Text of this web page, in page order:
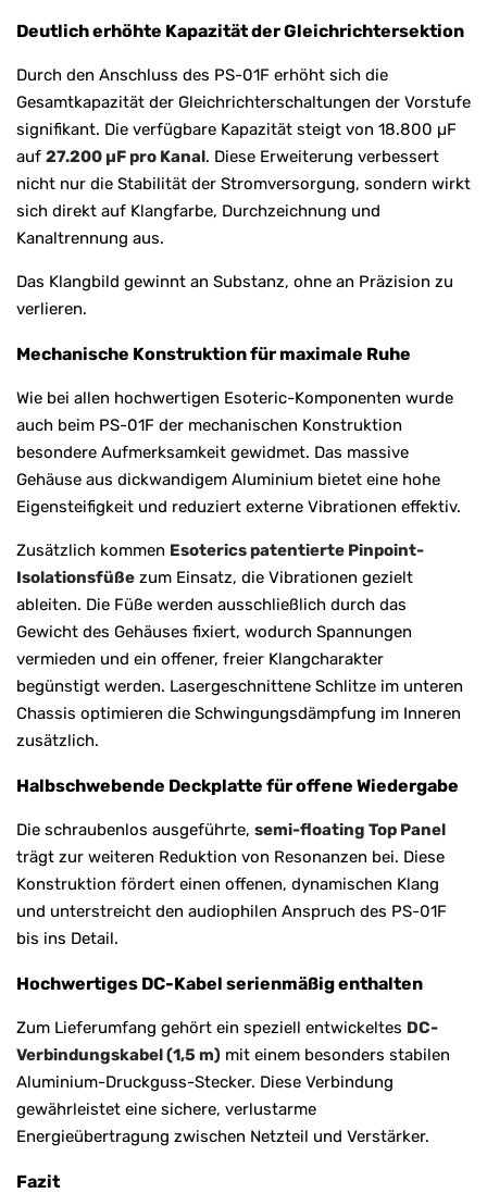
Deutlich erhöhte Kapazität der Gleichrichtersektion
Durch den Anschluss des PS-01F erhöht sich die
Gesamtkapazität der Gleichrichterschaltungen der Vorstufe
signifikant. Die verfügbare Kapazität steigt von 18.800 µF
auf 27.200 µF pro Kanal. Diese Erweiterung verbessert
nicht nur die Stabilität der Stromversorgung, sondern wirkt
sich direkt auf Klangfarbe, Durchzeichnung und
Kanaltrennung aus.
Das Klangbild gewinnt an Substanz, ohne an Präzision zu
verlieren.
Mechanische Konstruktion für maximale Ruhe
Wie bei allen hochwertigen Esoteric-Komponenten wurde
auch beim PS-01F der mechanischen Konstruktion
besondere Aufmerksamkeit gewidmet. Das massive
Gehäuse aus dickwandigem Aluminium bietet eine hohe
Eigensteifigkeit und reduziert externe Vibrationen effektiv.
Zusätzlich kommen Esoterics patentierte Pinpoint-
Isolationsfüße zum Einsatz, die Vibrationen gezielt
ableiten. Die Füße werden ausschließlich durch das
Gewicht des Gehäuses fixiert, wodurch Spannungen
vermieden und ein offener, freier Klangcharakter
begünstigt werden. Lasergeschnittene Schlitze im unteren
Chassis optimieren die Schwingungsdämpfung im Inneren
zusätzlich.
Halbschwebende Deckplatte für offene Wiedergabe
Die schraubenlos ausgeführte, semi-floating Top Panel
trägt zur weiteren Reduktion von Resonanzen bei. Diese
Konstruktion fördert einen offenen, dynamischen Klang
und unterstreicht den audiophilen Anspruch des PS-01F
bis ins Detail.
Hochwertiges DC-Kabel serienmäßig enthalten
Zum Lieferumfang gehört ein speziell entwickeltes DC-
Verbindungskabel (1,5 m) mit einem besonders stabilen
Aluminium-Druckguss-Stecker. Diese Verbindung
gewährleistet eine sichere, verlustarme
Energieübertragung zwischen Netzteil und Verstärker.
Fazit